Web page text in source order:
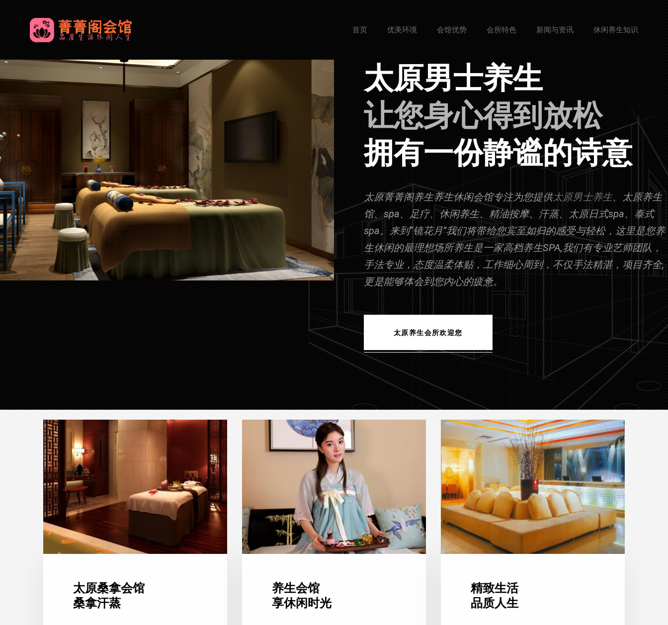
首页 优美环境 会馆优势 会所特色 新闻与资讯 休闲养生知识
太原男士养生
让|
拥有一份静谧的诗意
太原菁菁阁养生养生休闲会馆专注为您提供太原男士养生、太原养生
馆、spa、足疗、休闲养生、精油按摩、汗蒸、太原日式spa、泰式
spa。来到“镜花月”我们将带给您宾至如归的感受与轻松，这里是您养
生休闲的最理想场所养生是一家高档养生SPA,我们有专业艺师团队，
手法专业，态度温柔体贴，工作细心周到，不仅手法精湛，项目齐全,
更是能够体会到您内心的疲惫。
太原养生会所欢迎您
太原桑拿会馆
桑拿汗蒸
养生会馆
享休闲时光
精致生活
品质人生